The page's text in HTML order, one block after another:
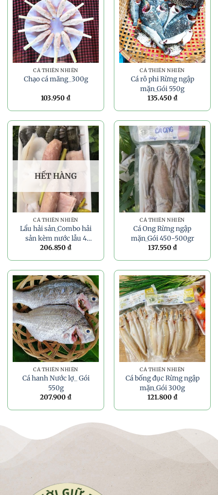
CÁ THIÊN NHIÊN
Chạo cá măng_300g
103.950 ₫
CÁ THIÊN NHIÊN
Cá rô phi Rừng ngập
mặn_Gói 550g
135.450 ₫
HẾT HÀNG
CÁ THIÊN NHIÊN
Lẩu hải sản_Combo hải
sản kèm nước lẫu 4
người ăn_500g
206.850 ₫
CÁ THIÊN NHIÊN
Cá Ong Rừng ngập
mặn_Gói 450-500gr
137.550 ₫
CÁ THIÊN NHIÊN
Cá hanh Nước lợ_ Gói
550g
207.900 ₫
CÁ THIÊN NHIÊN
Cá bống đục Rừng ngập
mặn_Gói 300g
121.800 ₫